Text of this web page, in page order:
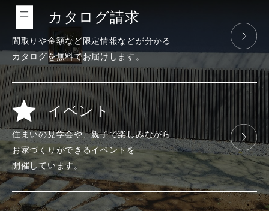
カタログ請求
間取りや金額など限定情報などが分かる
カタログを無料でお届けします。
イベント
住まいの見学会や、親子で楽しみながら
お家づくりができるイベントを
開催しています。